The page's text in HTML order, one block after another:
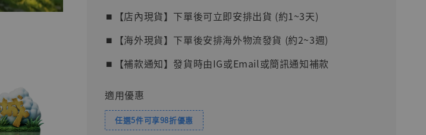
⏹︎【店內現貨】下單後可立即安排出貨 (約1~3天)
⏹︎【海外現貨】下單後安排海外物流發貨 (約2~3週)
⏹︎【補款通知】發貨時由IG或Email或簡訊通知補款
適用優惠
任選5件可享98折優惠